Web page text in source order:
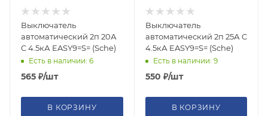
Выключатель
автоматический 2п 20А
C 4.5кА EASY9=S= (Sche)
Есть в наличии: 6
565 ₽/шт
В КОРЗИНУ
Выключатель
автоматический 2п 25А C
4.5кА EASY9=S= (Sche)
Есть в наличии: 9
550 ₽/шт
В КОРЗИНУ